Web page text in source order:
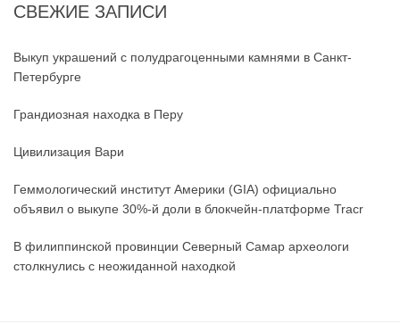
СВЕЖИЕ ЗАПИСИ
Выкуп украшений с полудрагоценными камнями в Санкт-
Петербурге
Грандиозная находка в Перу
Цивилизация Вари
Геммологический институт Америки (GIA) официально
объявил о выкупе 30%-й доли в блокчейн-платформе Tracr
В филиппинской провинции Северный Самар археологи
столкнулись с неожиданной находкой